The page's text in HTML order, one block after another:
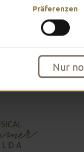
Präferenzen
Nur